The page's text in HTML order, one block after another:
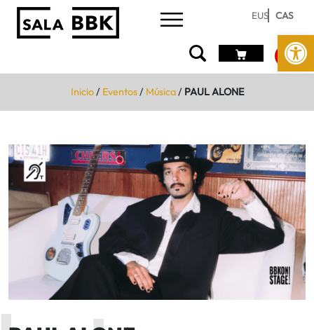
Abrir
EUS CAS
Inicio/ Eventos/ Música/ PAUL ALONE